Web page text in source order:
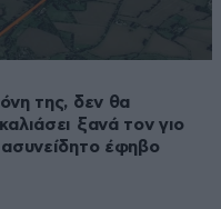
της, δεν θα
ξανά τον γιο
έφηβο